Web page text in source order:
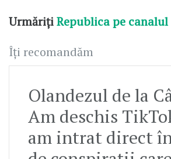
UrmărițiRepublica pe
Îți recomandăm
Olandezul de la
Am deschis
am intrat direct